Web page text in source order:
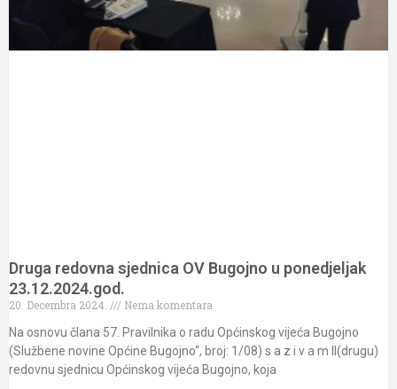
Druga redovna sjednica OV Bugojno u ponedjeljak
23.12.2024.god.
20. Decembra 2024.
Nema komentara
Na osnovu člana 57. Pravilnika o radu Općinskog vijeća Bugojno
(Službene novine Općine Bugojno“, broj: 1/08) s a z i v a m II(drugu)
redovnu sjednicu Općinskog vijeća Bugojno, koja